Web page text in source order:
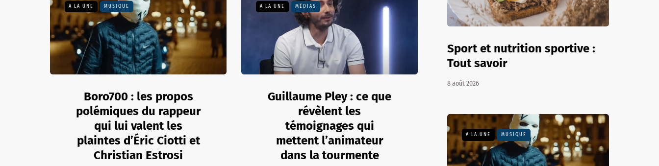
A LA UNE MUSIQUE
Boro700 : les propos
polémiques du rappeur
qui lui valent les
plaintes d’Éric Ciotti et
Christian Estrosi
A LA UNE MÉDIAS
Guillaume Pley : ce que
révèlent les
témoignages qui
mettent l’animateur
dans la tourmente
Sport et nutrition sportive :
Tout savoir
8 août 2026
A LA UNE MUSIQUE